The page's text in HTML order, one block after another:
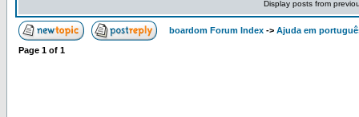
Display posts from
boardom Forum Index -> Ajuda em
Page 1 of 1